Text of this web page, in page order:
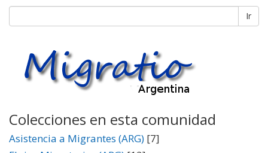
Ir
Colecciones en esta comunidad
Asistencia a Migrantes (ARG) [7]